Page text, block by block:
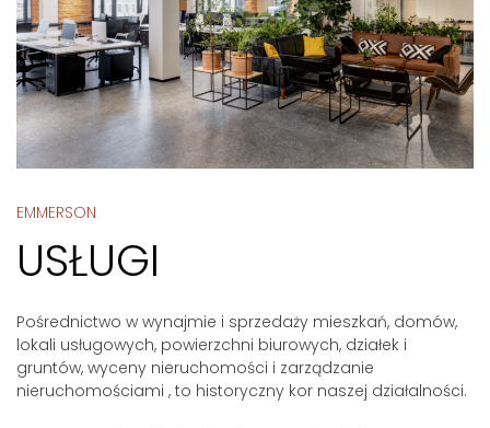
EMMERSON
USŁUGI
Pośrednictwo w wynajmie i sprzedaży mieszkań, domów,
lokali usługowych, powierzchni biurowych, działek i
gruntów, wyceny nieruchomości i zarządzanie
nieruchomościami , to historyczny kor naszej działalności.